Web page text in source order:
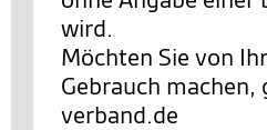
wird.
Möchten Sie von
Gebrauch machen,
verband.de